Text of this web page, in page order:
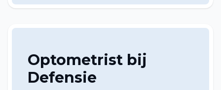
Optometrist bij
Defensie